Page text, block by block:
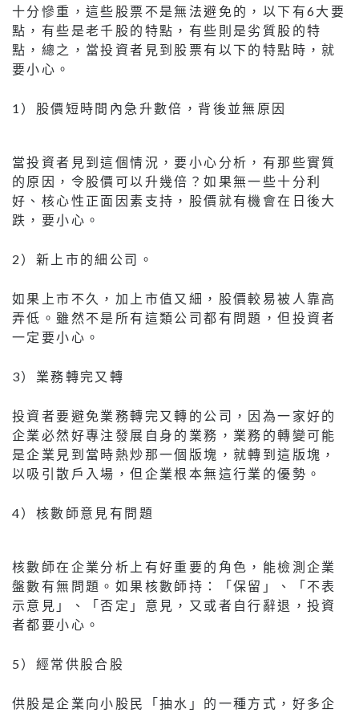
十分慘重，這些股票不是無法避免的，以下有6大要
點，有些是老千股的特點，有些則是劣質股的特
點，總之，當投資者見到股票有以下的特點時，就
要小心。
1）股價短時間內急升數倍，背後並無原因
當投資者見到這個情況，要小心分析，有那些實質
的原因，令股價可以升幾倍？如果無一些十分利
好、核心性正面因素支持，股價就有機會在日後大
跌，要小心。
2）新上市的細公司。
如果上市不久，加上市值又細，股價較易被人靠高
弄低。雖然不是所有這類公司都有問題，但投資者
一定要小心。
3）業務轉完又轉
投資者要避免業務轉完又轉的公司，因為一家好的
企業必然好專注發展自身的業務，業務的轉變可能
是企業見到當時熱炒那一個版塊，就轉到這版塊，
以吸引散戶入場，但企業根本無這行業的優勢。
4）核數師意見有問題
核數師在企業分析上有好重要的角色，能檢測企業
盤數有無問題。如果核數師持：「保留」、「不表
示意見」、「否定」意見，又或者自行辭退，投資
者都要小心。
5）經常供股合股
供股是企業向小股民「抽水」的一種方式，好多企